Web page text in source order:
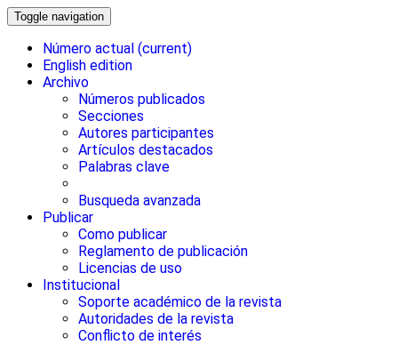
Toggle navigation
Número actual (current)
English edition
Archivo
Números publicados
Secciones
Autores participantes
Artículos destacados
Palabras clave
Busqueda avanzada
Publicar
Como publicar
Reglamento de publicación
Licencias de uso
Institucional
Soporte académico de la revista
Autoridades de la revista
Conflicto de interés